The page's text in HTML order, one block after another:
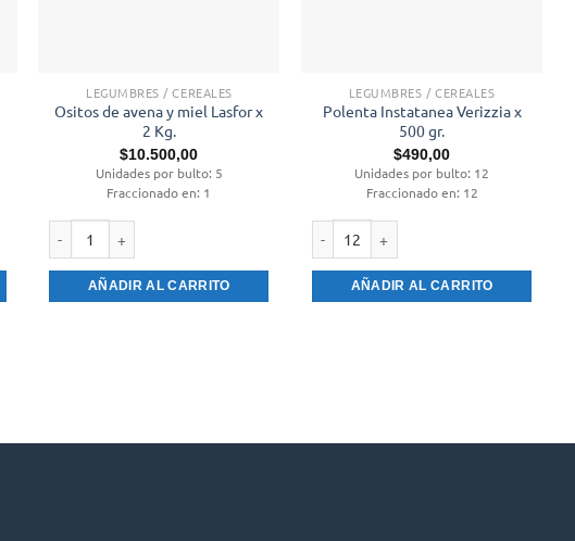
LEGUMBRES / CEREALES
Ositos de avena y miel Lasfor x
2 Kg.
$10.500,00
Unidades por bulto: 5
Fraccionado en: 1
AÑADIR AL CARRITO
LEGUMBRES / CEREALES
Polenta Instatanea Verizzia x
500 gr.
$490,00
Unidades por bulto: 12
Fraccionado en: 12
AÑADIR AL CARRITO